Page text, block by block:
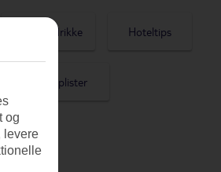
Mad og drikke Hoteltips
Toplister
og
levere